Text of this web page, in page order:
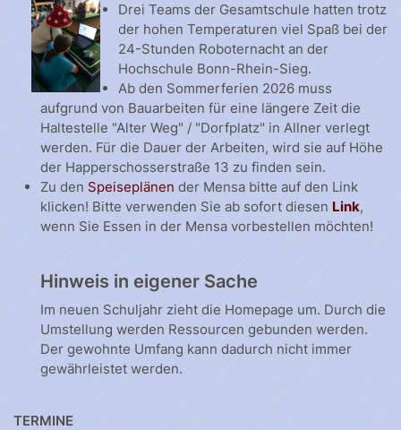
Drei Teams der Gesamtschule hatten trotz
der hohen Temperaturen viel Spaß bei der
24-Stunden Roboternacht an der
Hochschule Bonn-Rhein-Sieg.
Ab den Sommerferien 2026 muss
aufgrund von Bauarbeiten für eine längere Zeit die
Haltestelle "Alter Weg" / "Dorfplatz" in Allner verlegt
werden. Für die Dauer der Arbeiten, wird sie auf Höhe
der Happerschosserstraße 13 zu finden sein.
Zu den Speiseplänen der Mensa bitte auf den Link
klicken! Bitte verwenden Sie ab sofort diesen Link,
wenn Sie Essen in der Mensa vorbestellen möchten!
Hinweis in eigener Sache
Im neuen Schuljahr zieht die Homepage um. Durch die
Umstellung werden Ressourcen gebunden werden.
Der gewohnte Umfang kann dadurch nicht immer
gewährleistet werden.
TERMINE